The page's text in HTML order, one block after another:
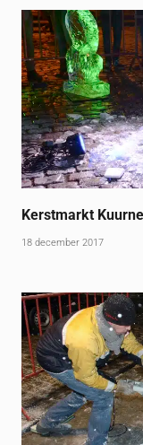
Kerstmarkt
18 december 2017